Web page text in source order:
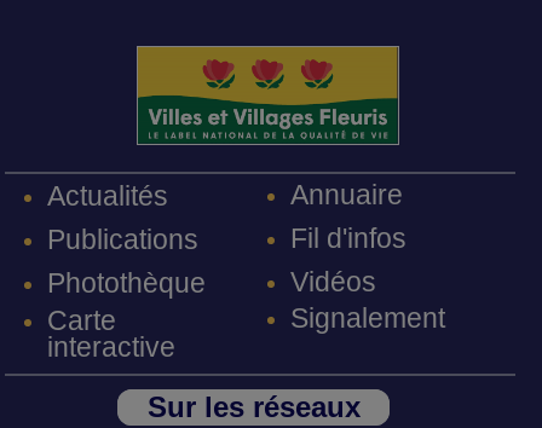
Actualités
Publications
Photothèque
Carte
interactive
Annuaire
Fil d'infos
Vidéos
Signalement
Sur les réseaux